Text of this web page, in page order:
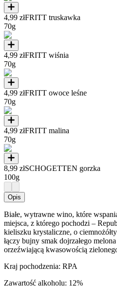
4,99 złFRITT truskawka
70g
4,99 złFRITT wiśnia
70g
4,99 złFRITT owoce leśne
70g
4,99 złFRITT malina
70g
8,99 złSCHOGETTEN gorzka
100g
Opis
Białe, wytrawne wino, które
miejsca, z którego pochodzi –
kieliszku krystaliczne, o
łączy bujny smak dojrzałego
orzeźwiającą kwasowością
Kraj pochodzenia: RPA
Zawartość alkoholu: 12%